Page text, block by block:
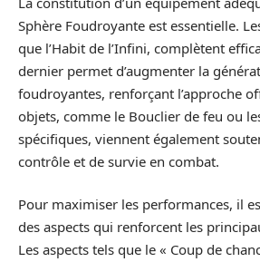
Sphère Foudroyante est essentielle.
que l’Habit de l’Infini, complètent
dernier permet d’augmenter la
foudroyantes, renforçant l’approche
objets, comme le Bouclier de feu ou
spécifiques, viennent également
contrôle et de survie en combat.
Pour maximiser les performances, il
des aspects qui renforcent les
Les aspects tels que le « Coup de